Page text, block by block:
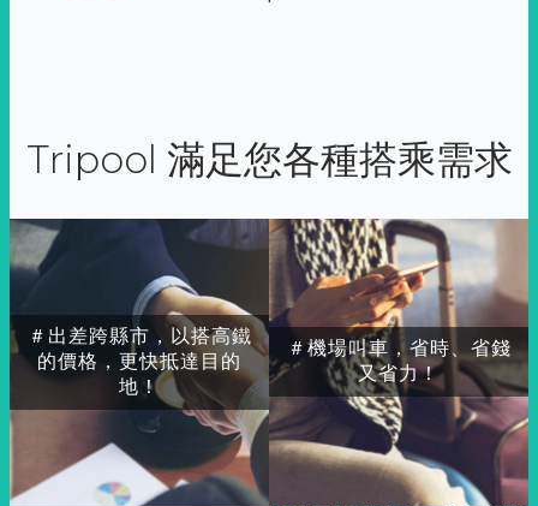
Tripool 滿足您各種搭乘需求
＃出差跨縣市，以搭高鐵
的價格，更快抵達目的
地！
＃機場叫車，省時、省錢
又省力！